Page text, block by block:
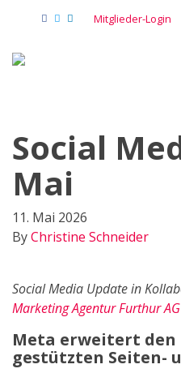
Mitglieder-Login
Social
Mai
11. Mai 2026
ByChristine Schneider
Social Media Update in
Marketing Agentur Furthur AG
Meta erweitert den
gestützten Seiten-